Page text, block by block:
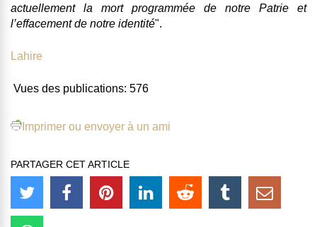
actuellement la mort programmée de notre Patrie et
l’effacement de notre identité".
Lahire
Vues des publications: 576
Imprimer ou envoyer à un ami
PARTAGER CET ARTICLE